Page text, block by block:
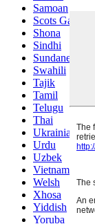
Samoan
Scots Gaelic
Shona
Sindhi
Sundanese
Swahili
Tajik
Tamil
Telugu
Thai
Ukrainian
Urdu
Uzbek
Vietnamese
Welsh
Xhosa
Yiddish
Yoruba